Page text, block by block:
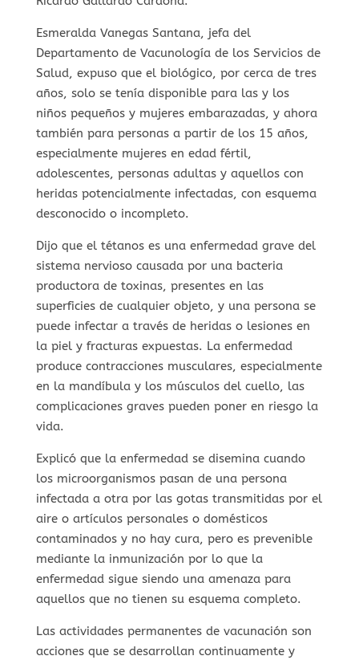
Esmeralda Vanegas Santana, jefa del
Departamento de Vacunología de los Servicios de
Salud, expuso que el biológico, por cerca de tres
años, solo se tenía disponible para las y los
niños pequeños y mujeres embarazadas, y ahora
también para personas a partir de los 15 años,
especialmente mujeres en edad fértil,
adolescentes, personas adultas y aquellos con
heridas potencialmente infectadas, con esquema
desconocido o incompleto.
Dijo que el tétanos es una enfermedad grave del
sistema nervioso causada por una bacteria
productora de toxinas, presentes en las
superficies de cualquier objeto, y una persona se
puede infectar a través de heridas o lesiones en
la piel y fracturas expuestas. La enfermedad
produce contracciones musculares, especialmente
en la mandíbula y los músculos del cuello, las
complicaciones graves pueden poner en riesgo la
vida.
Explicó que la enfermedad se disemina cuando
los microorganismos pasan de una persona
infectada a otra por las gotas transmitidas por el
aire o artículos personales o domésticos
contaminados y no hay cura, pero es prevenible
mediante la inmunización por lo que la
enfermedad sigue siendo una amenaza para
aquellos que no tienen su esquema completo.
Las actividades permanentes de vacunación son
acciones que se desarrollan continuamente y